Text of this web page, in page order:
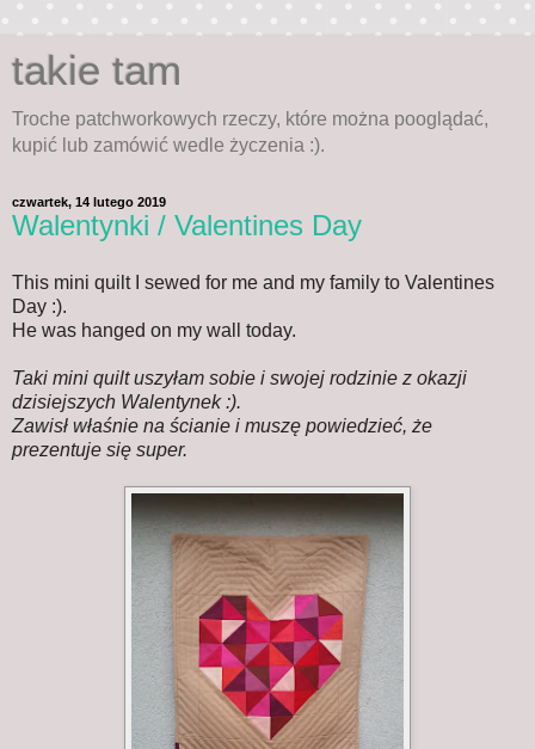
takie tam
Troche patchworkowych rzeczy, które można pooglądać,
kupić lub zamówić wedle życzenia :).
czwartek, 14 lutego 2019
Walentynki / Valentines Day
This mini quilt I sewed for me and my family to Valentines
Day :).
He was hanged on my wall today.
Taki mini quilt uszyłam sobie i swojej rodzinie z okazji
dzisiejszych Walentynek :).
Zawisł właśnie na ścianie i muszę powiedzieć, że
prezentuje się super.